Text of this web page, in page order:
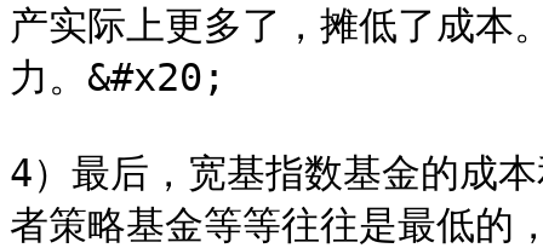
产实际上更多了，摊低了成本
力。&#x20;
4）最后，宽基指数基金的成
者策略基金等等往往是最低的